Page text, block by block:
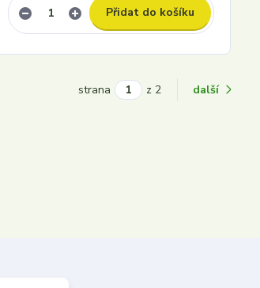
Přidat do košíku
strana z 2 další